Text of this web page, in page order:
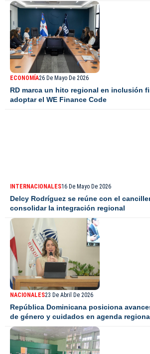
ECONOMÍA26 De Mayo De 2026
RD marca un hito regional en inclusión
adoptar el WE Finance Code
INTERNACIONALES16 De Mayo De 2026
Delcy Rodríguez se reúne con el
consolidar la integración regional
NACIONALES23 De Abril De 2026
República Dominicana posiciona
de género y cuidados en agenda